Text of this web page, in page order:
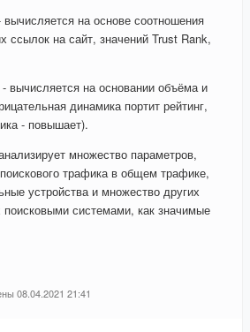
вычисляется на основе соотношения
ссылок на сайт, значений Trust Rank,
- вычисляется на основании объёма и
динамика портит рейтинг,
- повышает).
множество параметров,
трафика в общем трафике,
устройства и множество других
системами, как значимые
08.04.2021 21:41